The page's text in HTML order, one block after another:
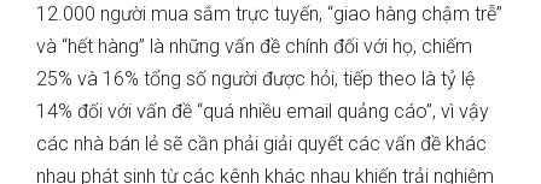
12.000 người mua sắm trực tuyến, “giao hàng chậm trễ”
và “hết hàng” là những vấn đề chính đối với họ, chiếm
25% và 16% tổng số người được hỏi, tiếp theo là tỷ lệ
14% đối với vấn đề “quá nhiều email quảng cáo”, vì vậy
các nhà bán lẻ sẽ cần phải giải quyết các vấn đề khác
nhau phát sinh từ các kênh khác nhau khiến trải nghiệm